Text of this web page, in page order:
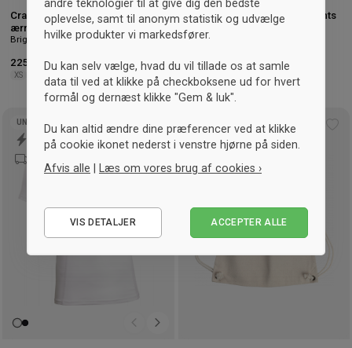
Craft Pro Control Impact
ærmeløs top dame
Bright Red & sort
225,- kr. -15% Vejl. 265,- kr.
XS
Hummel First Seamless Tights
Sort
99,- kr. -67% Vejl. 299,- kr.
Tilføj
til
ønskeliste
UNISEX
andre teknologier til at give dig den bedste
oplevelse, samt til anonym statistik og udvælge
hvilke produkter vi markedsfører.
Du kan selv vælge, hvad du vil tillade os at samle
data til ved at klikke på checkboksene ud for hvert
formål og dernæst klikke "Gem & luk".
Du kan altid ændre dine præferencer ved at klikke
på cookie ikonet nederst i venstre hjørne på siden.
Afvis alle
Læs om vores brug af cookies ›
Statistiske
VIS DETALJER ACCEPTER ALLE